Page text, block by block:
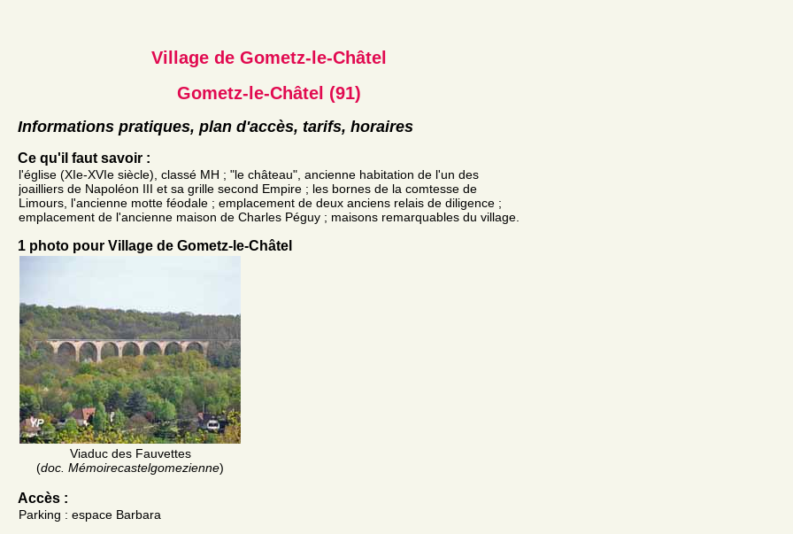
Village de Gometz-le-Châtel
Gometz-le-Châtel (91)
Informations pratiques, plan d'accès, tarifs, horaires
Ce qu'il faut savoir :
l'église (XIe-XVIe siècle), classé MH ; "le château", ancienne habitation de l'un des
joailliers de Napoléon III et sa grille second Empire ; les bornes de la comtesse de
Limours, l'ancienne motte féodale ; emplacement de deux anciens relais de diligence ;
emplacement de l'ancienne maison de Charles Péguy ; maisons remarquables du village.
1 photo pour Village de Gometz-le-Châtel
Viaduc des Fauvettes
(doc. Mémoirecastelgomezienne)
Accès :
Parking : espace Barbara